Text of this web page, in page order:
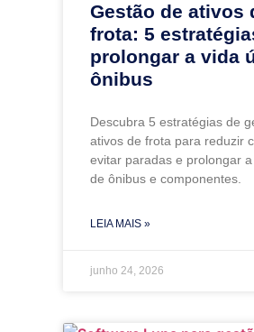
Gestão de ativos
frota: 5
prolongar a vida
ônibus
Descubra 5 estratégias de
ativos de frota para reduzir
evitar paradas e prolongar
de ônibus e componentes.
LEIA MAIS »
junho 24, 2026